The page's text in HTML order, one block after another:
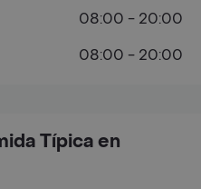
Típica en
08:00 - 20:00
08:00 - 20:00